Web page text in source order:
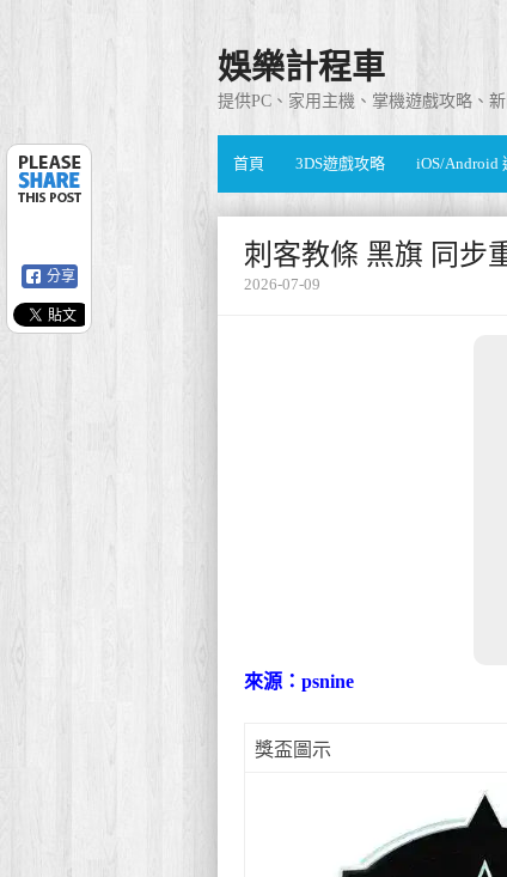
娛樂計程車
提供PC、家用主機、掌機遊戲攻略、
首頁 3DS遊戲攻略 iOS/Android
刺客教條 黑旗 同步
2026-07-09
來源：psnine
獎盃圖示
分享